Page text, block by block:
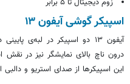
زوم دیجیتال تا ۵ برابر
اسپیکر گوشی آیفون ۱۳
آیفون ۱۳ دو اسپیکر در لبه‌ی
درون ناچ بالای نمایشگر نیز در
این اسپیکرها از صدای استریو و